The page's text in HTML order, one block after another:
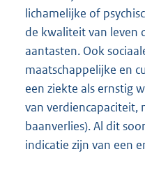
lichamelijke of
de kwaliteit van leven
aantasten. Ook
maatschappelijke en
een ziekte als ernstig
van verdiencapaciteit,
baanverlies). Al dit
indicatie zijn van een